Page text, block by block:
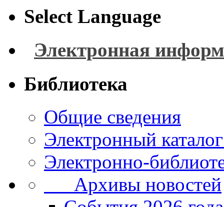
Select Language
Электронная
Библиотека
Общие сведения
Электронный
Электронно-
Архивы новостей